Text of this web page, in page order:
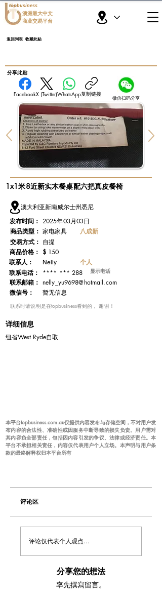
topbusiness
澳洲最大中文
商业交易平台
返回列表 收藏此贴
​分享此贴
FacebookX (Twitter)WhatsApp复制链接
微信扫码分享
1x1米8近新实木餐桌配六把真皮餐椅
澳大利亚新南威尔士州悉尼
发布时间： 2025年03月03日
​商品类型： 家电家具
八成新
交易方式： 自提
​商品价格： $ 150
联系人：
Nelly 个人
联系电话： **** *** 288 显示电话
​联系邮箱： nelly_yu9698@hotmail.com
微信号：
暂无信息
​联系时请说明是在topbusiness看到的， 谢谢！
详细信息
纽省West Ryde自取
本平台topbusiness.com.au仅提供内容发布与存储空间，不对用户发
布内容的合法性、准确性或因服务中断导致的损失负责。用户需对
其内容负全部责任，包括因内容引发的争议、法律或经济责任。本
平台不承担相关责任，内容仅代表用户个人立场。本声明与用户条
款的最终解释权归本平台所有
评论区
评论仅代表个人观点...
分享您的想法
率先撰寫留言。